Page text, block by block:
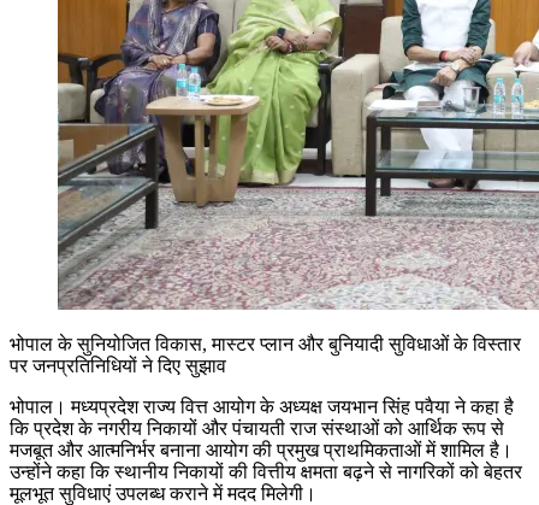
भोपाल के सुनियोजित विकास, मास्टर प्लान और बुनियादी सुविधाओं के विस्तार
पर जनप्रतिनिधियों ने दिए सुझाव
भोपाल। मध्यप्रदेश राज्य वित्त आयोग के अध्यक्ष जयभान सिंह पवैया ने कहा है
कि प्रदेश के नगरीय निकायों और पंचायती राज संस्थाओं को आर्थिक रूप से
मजबूत और आत्मनिर्भर बनाना आयोग की प्रमुख प्राथमिकताओं में शामिल है।
उन्होंने कहा कि स्थानीय निकायों की वित्तीय क्षमता बढ़ने से नागरिकों को बेहतर
मूलभूत सुविधाएं उपलब्ध कराने में मदद मिलेगी।